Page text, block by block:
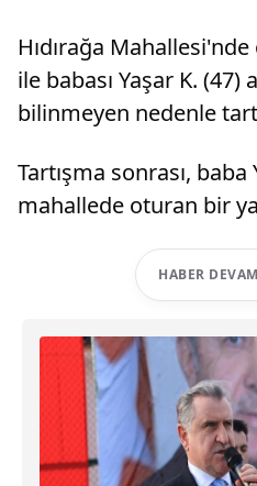
Hıdırağa
ile babası Yaşar K. (47)
bilinmeyen nedenle
Tartışma sonrası, baba
mahallede oturan bir
HABER